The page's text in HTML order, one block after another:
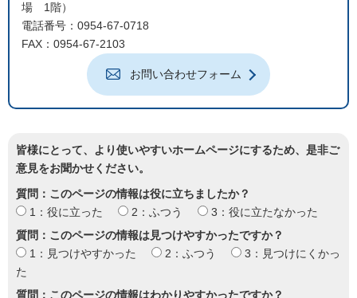
場 1階）
電話番号：0954-67-0718
FAX：0954-67-2103
お問い合わせフォーム
皆様にとって、より使いやすいホームページにするため、是非ご
意見をお聞かせください。
質問：このページの情報は役に立ちましたか？
1：役に立った
2：ふつう
3：役に立たなかった
質問：このページの情報は見つけやすかったですか？
1：見つけやすかった
2：ふつう
3：見つけにくかっ
た
質問：このページの情報はわかりやすかったですか？